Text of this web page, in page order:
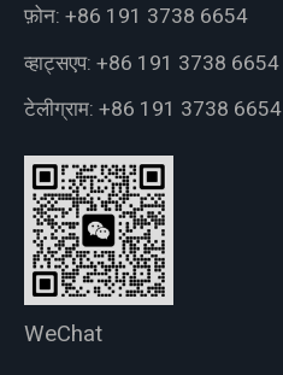
फ़ोन: +86 191 3738 6654
व्हाट्सएप: +86 191 3738 6654
टेलीग्राम: +86 191 3738 6654
WeChat